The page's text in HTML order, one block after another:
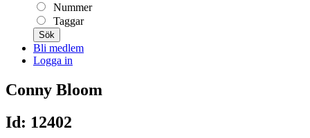
Nummer
Taggar
Sök
Bli medlem
Logga in
Conny Bloom
Id: 12402